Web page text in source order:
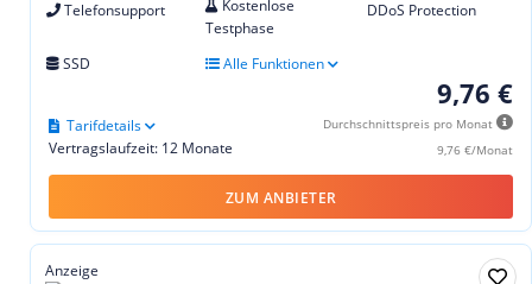
Telefonsupport
Kostenlose
Testphase
DDoS Protection
SSD Alle Funktionen
9,76 €
Durchschnittspreis pro Monat
9,76 €/Monat
Vertragslaufzeit: 12 Monate
Tarifdetails
ZUM ANBIETER
Anzeige